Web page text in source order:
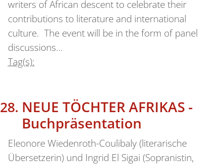
writers of African descent to celebrate their
contributions to literature and international
culture. The event will be in the form of panel
discussions…
Tag(s):
NEUE TÖCHTER AFRIKAS -
Buchpräsentation
Eleonore Wiedenroth-Coulibaly (literarische
Übersetzerin) und Ingrid El Sigai (Sopranistin,